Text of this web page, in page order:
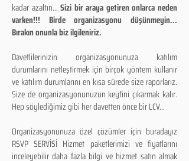
kadar azaltın...Sizi bir araya getiren onlarca neden
varken!!! Birde organizasyonu düşünmeyin...
Bırakın onunla biz ilgileniriz.
Davetlilerinizin organizasyonunuza katılım
durumlarını netleştirmek için birçok yöntem kullanır
ve katılım durumlarını en kısa sürede size raporlarız.
Size de organizasyonunuzun keyfini çıkarmak kalır.
Hep söylediğimiz gibi her davetten önce bir LCV...
Organizasyonunuza özel çözümler için buradayız
RSVP SERVİSİ Hizmet paketlerimizi ve fiyatlarını
inceleyebilir daha fazla bilgi ve hizmet satın almak